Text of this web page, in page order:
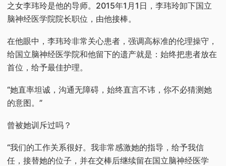
之女李玮玲是他的导师。2015年1月1日，李玮玲卸下国立
脑神经医学院院长职位，由他接棒。
在他眼中，李玮玲非常关心患者，强调高标准的伦理操守，
给国立脑神经医学院和他留下的遗产就是：始终把患者放在
首位，给予最佳护理。
“她直率坦诚，沟通无障碍，始终直言不讳，你不必猜测她
的意图。”
曾被她训斥过吗？
“我们的工作关系很好。我非常感激她的指导，给予我信
任，接替她的位子，并在交棒后继续留在国立脑神经医学